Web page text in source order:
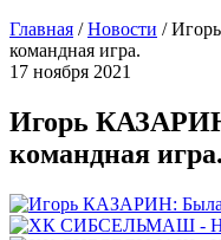
Главная /Новости /
командная игра.
17 ноября 2021
Игорь
командная игра.